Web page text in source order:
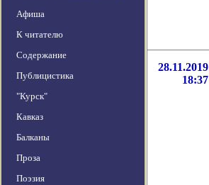
Афиша
К читателю
Содержание
Публицистика
"Курск"
Кавказ
Балканы
Проза
Поэзия
28.11.2019
18:37